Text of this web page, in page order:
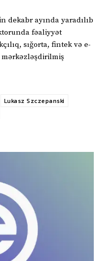
dekabr ayında yaradılıb
fəaliyyət
sığorta, fintek və e-
Lukasz Szczepanski